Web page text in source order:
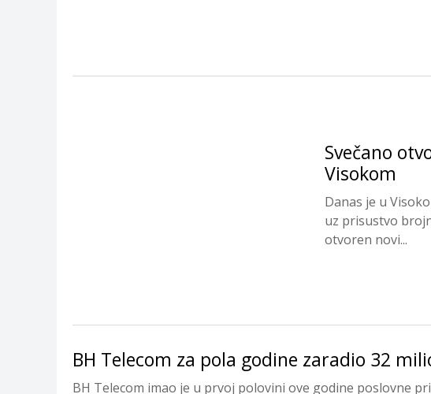
Svečano
Visokom
Danas je u
uz prisustvo
otvoren novi...
BH Telecom za pola godine zaradio 32
BH Telecom imao je u prvoj polovini ove godine poslovne